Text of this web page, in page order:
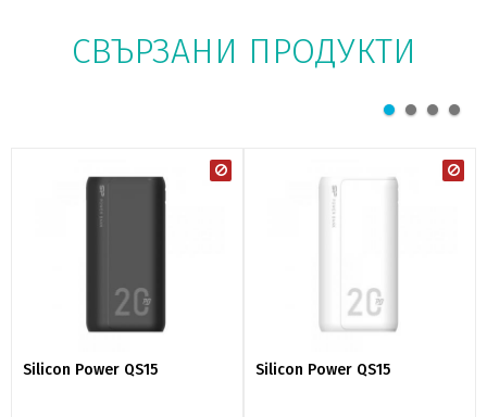
СВЪРЗАНИ ПРОДУКТИ
Silicon Power QS15 Silicon Power QS15